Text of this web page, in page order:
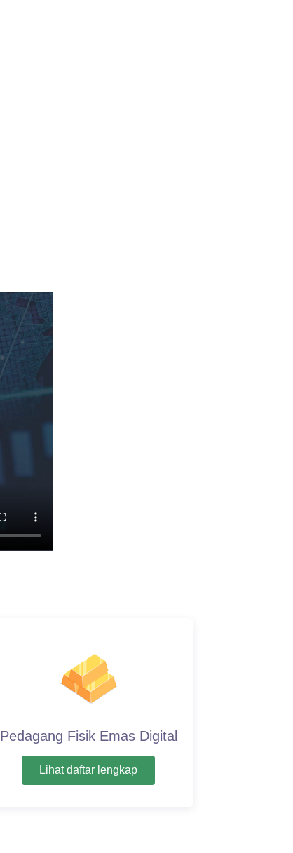
Pedagang Fisik Emas Digital
Lihat daftar lengkap